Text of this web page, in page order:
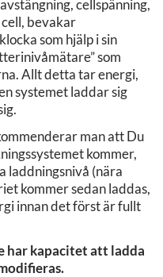
cellspänning,
bevakar
som hjälp i sin
som
Allt detta tar energi,
systemet laddar sig
man att Du
kommer,
laddningsnivå (nära
kommer sedan laddas,
innan det först är fullt
har kapacitet att ladda